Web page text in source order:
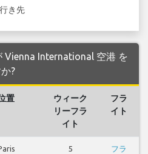
行き先
Vienna International 空港 を
?
置
ウィーク
リーフラ
イト
フラ
イト
5
フラ